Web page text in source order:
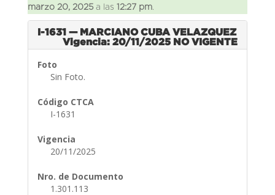
marzo 20, 2025a las 12:27 pm.
I-1631 — MARCIANO CUBA VELAZQUEZ
Vigencia: 20/11/2025 NO VIGENTE
Foto
Sin Foto.
Código CTCA
I-1631
Vigencia
20/11/2025
Nro. de Documento
1.301.113